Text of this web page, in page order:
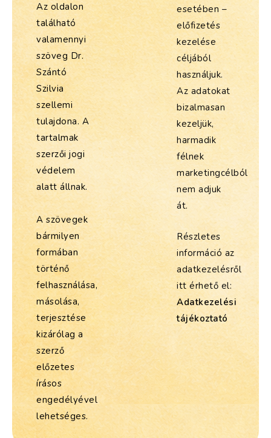
Az oldalon
található
valamennyi
szöveg Dr.
Szántó
Szilvia
szellemi
tulajdona. A
tartalmak
szerzői jogi
védelem
alatt állnak.
A szövegek
bármilyen
formában
történő
felhasználása,
másolása,
terjesztése
kizárólag a
szerző
előzetes
írásos
engedélyével
lehetséges.
esetében –
előfizetés
kezelése
céljából
használjuk.
Az adatokat
bizalmasan
kezeljük,
harmadik
félnek
marketingcélból
nem adjuk
át.
Részletes
információ az
adatkezelésről
itt érhető el:
Adatkezelési
tájékoztató